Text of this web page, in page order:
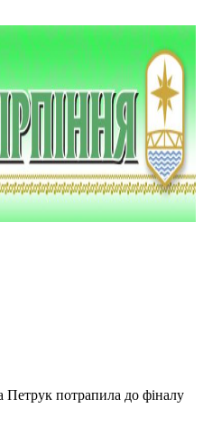
Петрук потрапила до фіналу